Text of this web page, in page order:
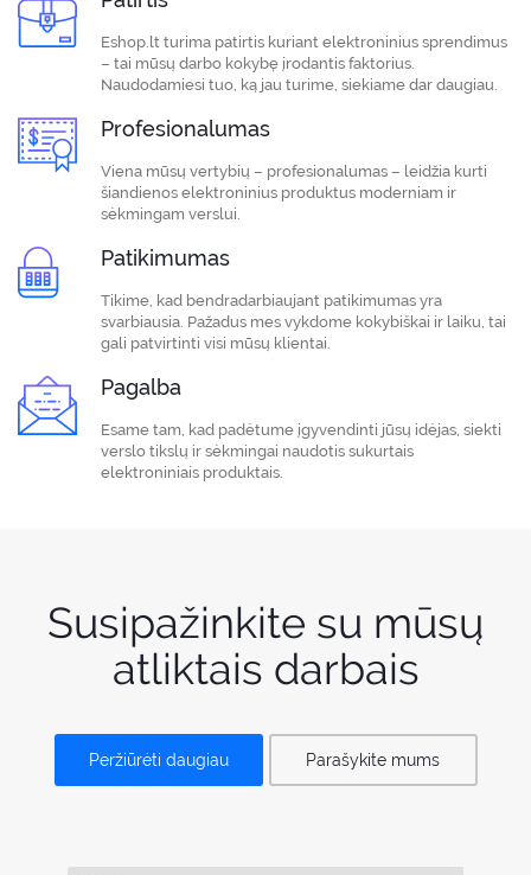
Eshop.lt turima patirtis kuriant elektroninius sprendimus
– tai mūsų darbo kokybę įrodantis faktorius.
Naudodamiesi tuo, ką jau turime, siekiame dar daugiau.
Profesionalumas
Viena mūsų vertybių – profesionalumas – leidžia kurti
šiandienos elektroninius produktus moderniam ir
sėkmingam verslui.
Patikimumas
Tikime, kad bendradarbiaujant patikimumas yra
svarbiausia. Pažadus mes vykdome kokybiškai ir laiku, tai
gali patvirtinti visi mūsų klientai.
Pagalba
Esame tam, kad padėtume įgyvendinti jūsų idėjas, siekti
verslo tikslų ir sėkmingai naudotis sukurtais
elektroniniais produktais.
Susipažinkite su mūsų
atliktais darbais
Peržiūrėti daugiau Parašykite mums